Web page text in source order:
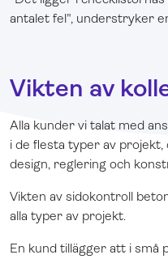
antalet fel", understryker
Vikten av
Alla kunder vi talat med
i de flesta typer av
design, reglering och
Vikten av sidokontroll
alla typer av projekt.
En kund tillägger att i små